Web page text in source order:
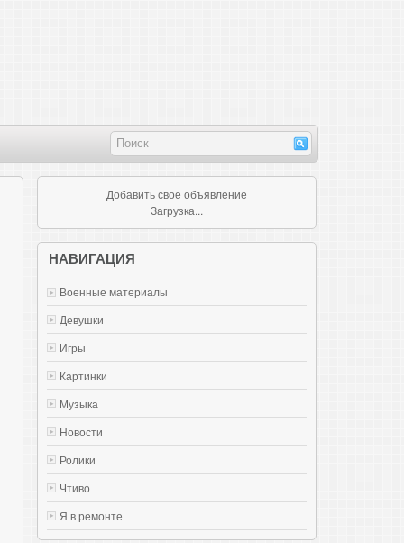
Добавить свое объявление
Загрузка...
НАВИГАЦИЯ
Военные материалы
Девушки
Игры
Картинки
Музыка
Новости
Ролики
Чтиво
Я в ремонте